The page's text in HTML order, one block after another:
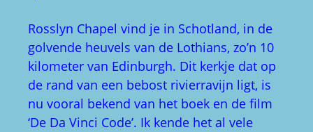
Rosslyn Chapel vind je in Schotland, in de
golvende heuvels van de Lothians, zo’n 10
kilometer van Edinburgh. Dit kerkje dat op
de rand van een bebost rivierravijn ligt, is
nu vooral bekend van het boek en de film
‘De Da Vinci Code’. Ik kende het al vele